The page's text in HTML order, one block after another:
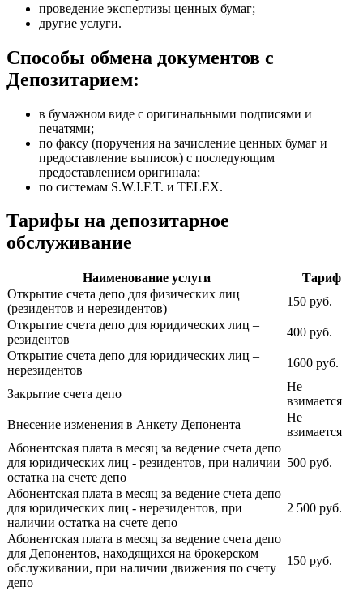
проведение экспертизы ценных бумаг;
другие услуги.
Способы обмена документов с
Депозитарием:
в бумажном виде с оригинальными подписями и
печатями;
по факсу (поручения на зачисление ценных бумаг и
предоставление выписок) с последующим
предоставлением оригинала;
по системам S.W.I.F.T. и TELEX.
Тарифы на депозитарное
обслуживание
Наименование услуги
Тариф
Открытие счета депо для физических лиц
(резидентов и нерезидентов)
150 руб.
Открытие счета депо для юридических лиц –
резидентов
400 руб.
Открытие счета депо для юридических лиц –
нерезидентов
1600 руб.
Закрытие счета депо
Не
взимается
Внесение изменения в Анкету Депонента
Не
взимается
Абонентская плата в месяц за ведение счета депо
для юридических лиц - резидентов, при наличии
остатка на счете депо
500 руб.
Абонентская плата в месяц за ведение счета депо
для юридических лиц - нерезидентов, при
наличии остатка на счете депо
2 500 руб.
Абонентская плата в месяц за ведение счета депо
для Депонентов, находящихся на брокерском
обслуживании, при наличии движения по счету
депо
150 руб.